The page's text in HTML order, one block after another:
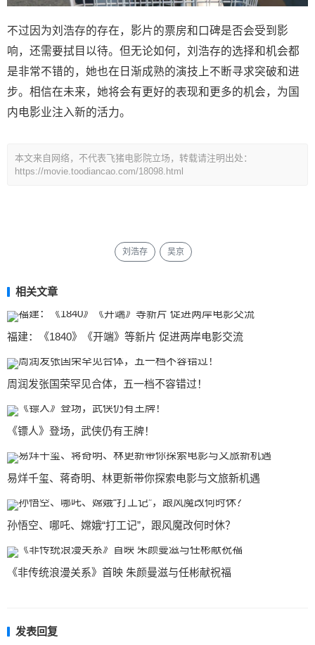
不过因为刘浩存的存在，影片的票房和口碑是否会受到影
响，还需要拭目以待。但无论如何，刘浩存的选择和机会都
是非常不错的，她也在日渐成熟的演技上不断寻求突破和进
步。相信在未来，她将会有更好的表现和更多的机会，为国
内电影业注入新的活力。
本文来自网络，不代表飞猪电影院立场，转载请注明出处：
https://movie.toodiancao.com/18098.html
刘浩存 吴京
相关文章
福建：《1840》《开端》等新片 促进两岸电影交流
周润发张国荣罕见合体，五一档不容错过！
《镖人》登场，武侠仍有王牌！
易烊千玺、蒋奇明、林更新带你探索电影与文旅新机遇
孙悟空、哪吒、嫦娥“打工记”，跟风魔改何时休？
《非传统浪漫关系》首映 朱颜曼滋与任彬献祝福
发表回复